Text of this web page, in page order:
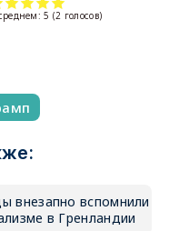
5 (2 голосов)
внезапно вспомнили
в Гренландии